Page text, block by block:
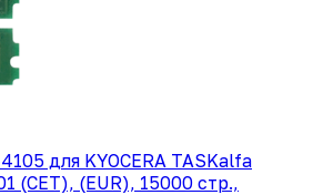
для KYOCERA TASKalfa
(CET), (EUR), 15000 стр.,